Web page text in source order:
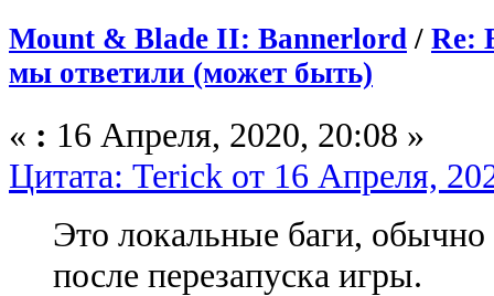
Mount & Blade II: Bannerlord / Re:
мы ответили (может быть)
« : 16 Апреля, 2020, 20:08 »
Цитата: Terick от 16 Апреля,
Это локальные баги,
после перезапуска игры.